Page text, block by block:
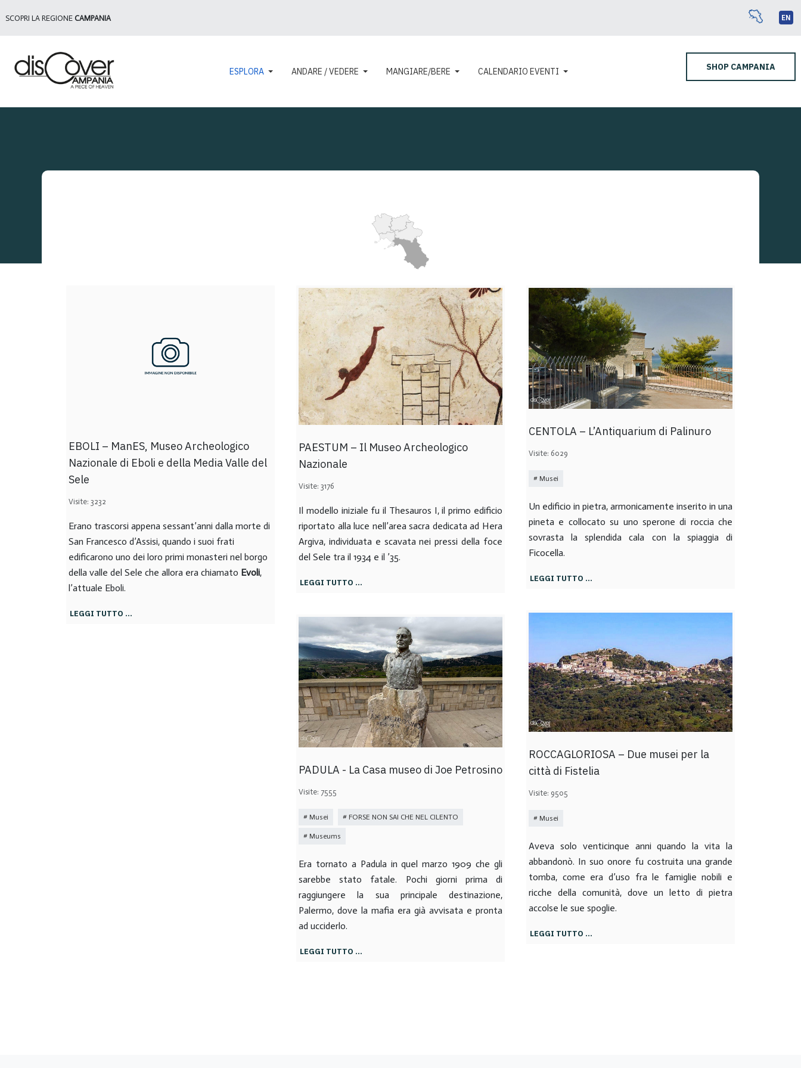
SCOPRI LA REGIONE CAMPANIA EN
ESPLORA ANDARE / VEDERE MANGIARE/BERE CALENDARIO EVENTI SHOP CAMPANIA
EBOLI – ManES, Museo Archeologico
Nazionale di Eboli e della Media Valle del
Sele
Visite: 3232
Erano trascorsi appena sessant’anni dalla morte di
San Francesco d’Assisi, quando i suoi frati
edificarono uno dei loro primi monasteri nel borgo
della valle del Sele che allora era chiamato Evoli,
l’attuale Eboli.
LEGGI TUTTO …
PAESTUM – Il Museo Archeologico
Nazionale
Visite: 3176
Il modello iniziale fu il Thesauros I, il primo edificio
riportato alla luce nell’area sacra dedicata ad Hera
Argiva, individuata e scavata nei pressi della foce
del Sele tra il 1934 e il ’35.
LEGGI TUTTO …
CENTOLA – L’Antiquarium di Palinuro
Visite: 6029
Musei
Un edificio in pietra, armonicamente inserito in una
pineta e collocato su uno sperone di roccia che
sovrasta la splendida cala con la spiaggia di
Ficocella.
LEGGI TUTTO …
ROCCAGLORIOSA – Due musei per la
città di Fistelia
Visite: 9505
Musei
Aveva solo venticinque anni quando la vita la
abbandonò. In suo onore fu costruita una grande
tomba, come era d’uso fra le famiglie nobili e
ricche della comunità, dove un letto di pietra
accolse le sue spoglie.
LEGGI TUTTO …
PADULA - La Casa museo di Joe Petrosino
Visite: 7555
Musei FORSE NON SAI CHE NEL CILENTO
Museums
Era tornato a Padula in quel marzo 1909 che gli
sarebbe stato fatale. Pochi giorni prima di
raggiungere la sua principale destinazione,
Palermo, dove la mafia era già avvisata e pronta
ad ucciderlo.
LEGGI TUTTO …